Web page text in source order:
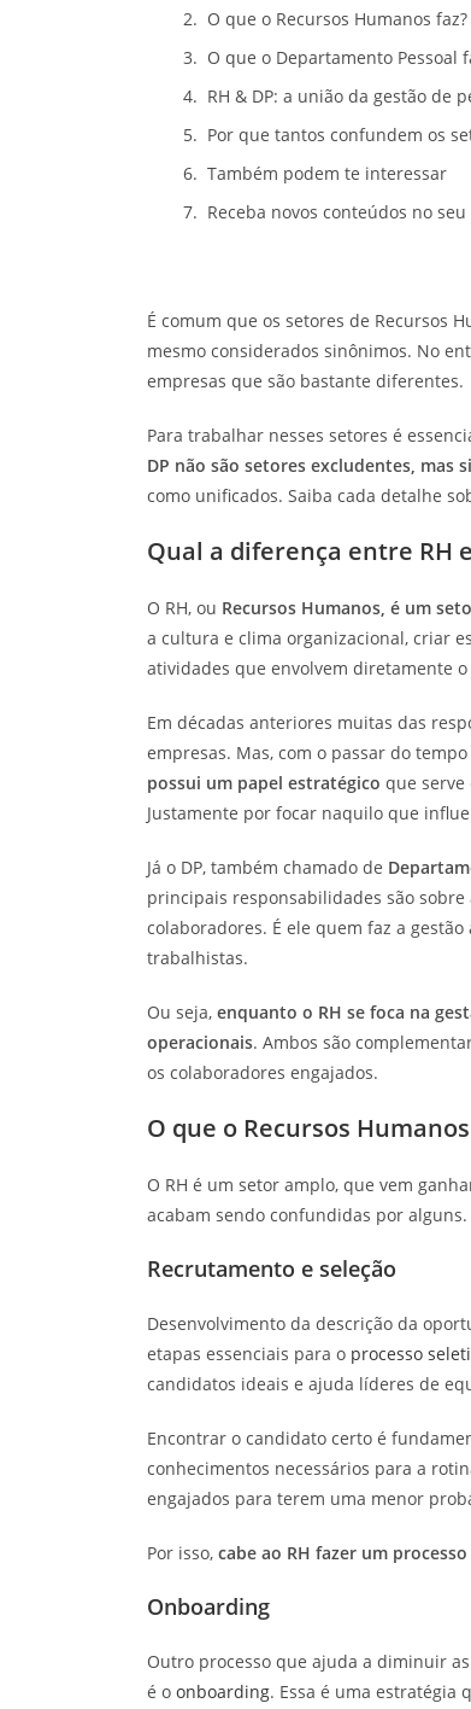
O que o Recursos Humanos faz?
O que o Departamento Pessoal
RH & DP: a união da gestão de
Por que tantos confundem os
Também podem te interessar
Receba novos conteúdos no
É comum que os setores de Recursos
mesmo considerados sinônimos. No
empresas que são bastante diferentes.
Para trabalhar nesses setores é
DP não são setores excludentes, mas
como unificados. Saiba cada detalhe
Qual a diferença entre RH
O RH, ou Recursos Humanos, é um
a cultura e clima organizacional, criar
atividades que envolvem diretamente
Em décadas anteriores muitas das
empresas. Mas, com o passar do
possui um papel estratégico que serve
Justamente por focar naquilo que
Já o DP, também chamado de
principais responsabilidades são sobre
colaboradores. É ele quem faz a
trabalhistas.
Ou seja, enquanto o RH se foca na
operacionais. Ambos são
os colaboradores engajados.
O que o Recursos
O RH é um setor amplo, que vem
acabam sendo confundidas por
Recrutamento e seleção
Desenvolvimento da descrição da
etapas essenciais para o processo
candidatos ideais e ajuda líderes de
Encontrar o candidato certo é
conhecimentos necessários para a
engajados para terem uma menor
Por isso, cabe ao RH fazer um
Onboarding
Outro processo que ajuda a diminuir
é o onboarding. Essa é uma estratégia